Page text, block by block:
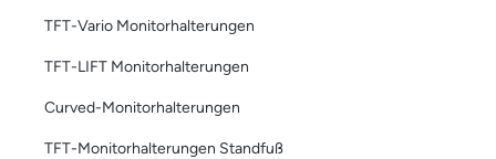
TFT-Vario Monitorhalterungen
TFT-LIFT Monitorhalterungen
Curved-Monitorhalterungen
TFT-Monitorhalterungen Standfuß